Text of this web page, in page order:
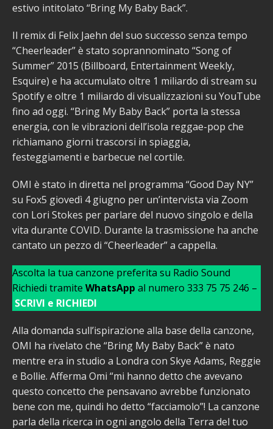
estivo intitolato “Bring My Baby Back”.
Il remix di Felix Jaehn del suo successo senza tempo
“Cheerleader” è stato soprannominato “Song of
Summer” 2015 (Billboard, Entertainment Weekly,
Esquire) e ha accumulato oltre 1 miliardo di stream su
Spotify e oltre 1 miliardo di visualizzazioni su YouTube
fino ad oggi. “Bring My Baby Back” porta la stessa
energia, con le vibrazioni dell’isola reggae-pop che
richiamano giorni trascorsi in spiaggia,
festeggiamenti e barbecue nel cortile.
OMI è stato in diretta nel programma “Good Day NY”
su Fox5 giovedì 4 giugno per un’intervista via Zoom
con Lori Stokes per parlare del nuovo singolo e della
vita durante COVID. Durante la trasmissione ha anche
cantato un pezzo di “Cheerleader” a cappella.
Ascolta la tua canzone preferita su Radio Sound
Richiedi tramite WhatsApp al numero 333 75 75 246 –
SCRIVI e RICHIEDI
Alla domanda sull’ispirazione alla base della canzone,
OMI ha rivelato che “Bring My Baby Back” è nato
mentre era in studio a Londra con Skye Adams, Reggie
e Bollie. Afferma Omi “mi hanno detto che avevano
questo concetto che pensavano avrebbe funzionato
bene con me, quindi ho detto “facciamolo”! La canzone
parla della ricerca in ogni angolo della Terra del tuo